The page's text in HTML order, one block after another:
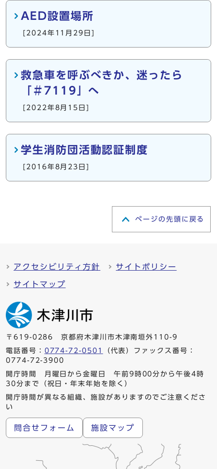
AED設置場所
[2024年11月29日]
救急車を呼ぶべきか、迷ったら
「＃7119」へ
[2022年8月15日]
学生消防団活動認証制度
[2016年8月23日]
ページの先頭に戻る
アクセシビリティ方針 サイトポリシー
サイトマップ
〒619-0286 京都府木津川市木津南垣外110-9
電話番号： 0774-72-0501
（代表）ファックス番号：
0774-72-3900
開庁時間 月曜日から金曜日 午前9時00分から午後4時
30分まで（祝日・年末年始を除く）
開庁時間が異なる組織、施設がありますのでご注意くださ
い
問合せフォーム 施設マップ